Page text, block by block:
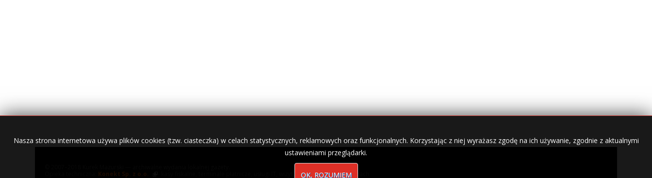
Nasza strona internetowa używa plików cookies (tzw. ciasteczka) w celach statystycznych, reklamowych oraz funkcjonalnych. Korzystając z niej wyrażasz zgodę na ich używanie, zgodnie z aktualnymi
ustawieniami przeglądarki.
OK, ROZUMIEM
Konekt Sp. z o.o. - kasy fiskalne, terminale płatnicze, usługi IT, wizytówki w lokalnych domenach